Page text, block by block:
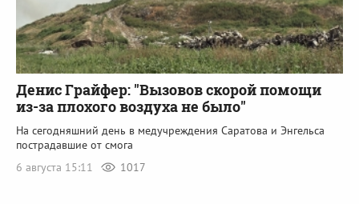
Денис Грайфер: "Вызовов скорой помощи
из-за плохого воздуха не было"
На сегодняшний день в медучреждения Саратова и Энгельса
пострадавшие от смога
6 августа 15:11
1017